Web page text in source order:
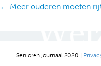
Posts
← Meer ouderen moeten
Senioren journaal 2020 |